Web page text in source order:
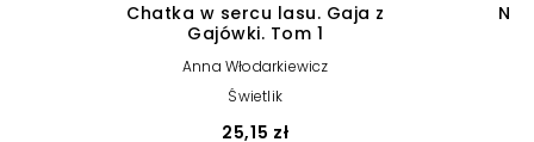
Chatka w sercu lasu. Gaja z
Gajówki. Tom 1
Anna Włodarkiewicz
Świetlik
25,15 zł
Na